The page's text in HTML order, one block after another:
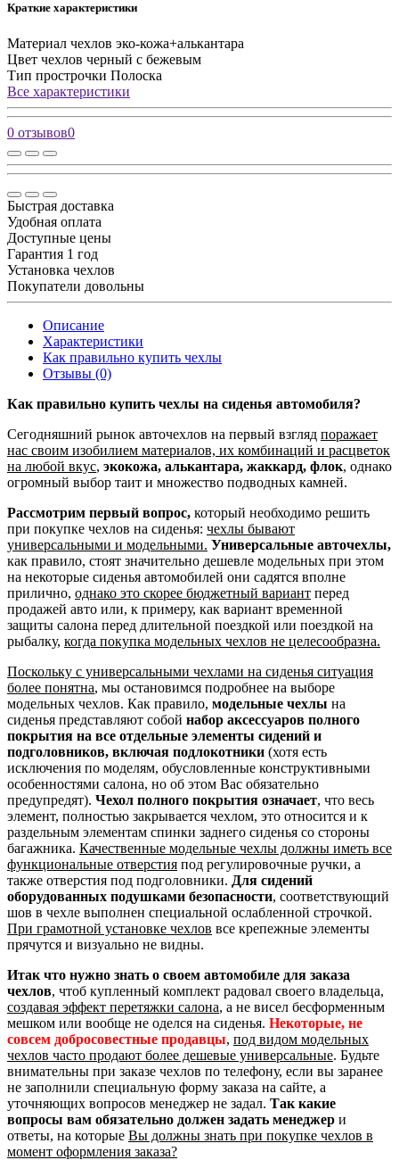
Краткие характеристики
Материал чехлов эко-кожа+алькантара
Цвет чехлов черный с бежевым
Тип прострочки Полоска
Все характеристики
0 отзывов0
Быстрая доставка
Удобная оплата
Доступные цены
Гарантия 1 год
Установка чехлов
Покупатели довольны
Описание
Характеристики
Как правильно купить чехлы
Отзывы (0)
Как правильно купить чехлы на сиденья автомобиля?
Сегодняшний рынок авточехлов на первый взгляд поражает
нас своим изобилием материалов, их комбинаций и расцветок
на любой вкус, экокожа, алькантара, жаккард, флок, однако
огромный выбор таит и множество подводных камней.
Рассмотрим первый вопрос, который необходимо решить
при покупке чехлов на сиденья: чехлы бывают
универсальными и модельными. Универсальные авточехлы,
как правило, стоят значительно дешевле модельных при этом
на некоторые сиденья автомобилей они садятся вполне
прилично, однако это скорее бюджетный вариант перед
продажей авто или, к примеру, как вариант временной
защиты салона перед длительной поездкой или поездкой на
рыбалку, когда покупка модельных чехлов не целесообразна.
Поскольку с универсальными чехлами на сиденья ситуация
более понятна, мы остановимся подробнее на выборе
модельных чехлов. Как правило, модельные чехлы на
сиденья представляют собой набор аксессуаров полного
покрытия на все отдельные элементы сидений и
подголовников, включая подлокотники (хотя есть
исключения по моделям, обусловленные конструктивными
особенностями салона, но об этом Вас обязательно
предупредят). Чехол полного покрытия означает, что весь
элемент, полностью закрывается чехлом, это относится и к
раздельным элементам спинки заднего сиденья со стороны
багажника. Качественные модельные чехлы должны иметь все
функциональные отверстия под регулировочные ручки, а
также отверстия под подголовники. Для сидений
оборудованных подушками безопасности, соответствующий
шов в чехле выполнен специальной ослабленной строчкой.
При грамотной установке чехлов все крепежные элементы
прячутся и визуально не видны.
Итак что нужно знать о своем автомобиле для заказа
чехлов, чтоб купленный комплект радовал своего владельца,
создавая эффект перетяжки салона, а не висел бесформенным
мешком или вообще не оделся на сиденья. Некоторые, не
совсем добросовестные продавцы, под видом модельных
чехлов часто продают более дешевые универсальные. Будьте
внимательны при заказе чехлов по телефону, если вы заранее
не заполнили специальную форму заказа на сайте, а
уточняющих вопросов менеджер не задал. Так какие
вопросы вам обязательно должен задать менеджер и
ответы, на которые Вы должны знать при покупке чехлов в
момент оформления заказа?